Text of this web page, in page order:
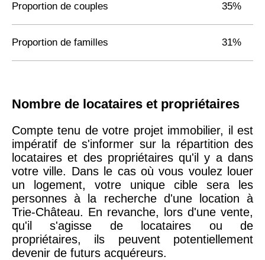
Proportion de couples 35%
Proportion de familles 31%
Nombre de locataires et propriétaires
Compte tenu de votre projet immobilier, il est
impératif de s'informer sur la répartition des
locataires et des propriétaires qu'il y a dans
votre ville. Dans le cas où vous voulez louer
un logement, votre unique cible sera les
personnes à la recherche d'une location à
Trie-Château. En revanche, lors d'une vente,
qu'il s'agisse de locataires ou de
propriétaires, ils peuvent potentiellement
devenir de futurs acquéreurs.